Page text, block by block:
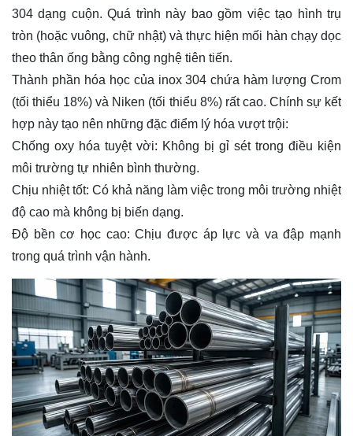
304 dạng cuộn. Quá trình này bao gồm việc tạo hình trụ
tròn (hoặc vuông, chữ nhật) và thực hiện mối hàn chạy dọc
theo thân ống bằng công nghệ tiên tiến.
Thành phần hóa học của inox 304 chứa hàm lượng Crom
(tối thiểu 18%) và Niken (tối thiểu 8%) rất cao. Chính sự kết
hợp này tạo nên những đặc điểm lý hóa vượt trội:
Chống oxy hóa tuyệt vời: Không bị gỉ sét trong điều kiện
môi trường tự nhiên bình thường.
Chịu nhiệt tốt: Có khả năng làm việc trong môi trường nhiệt
độ cao mà không bị biến dạng.
Độ bền cơ học cao: Chịu được áp lực và va đập mạnh
trong quá trình vận hành.